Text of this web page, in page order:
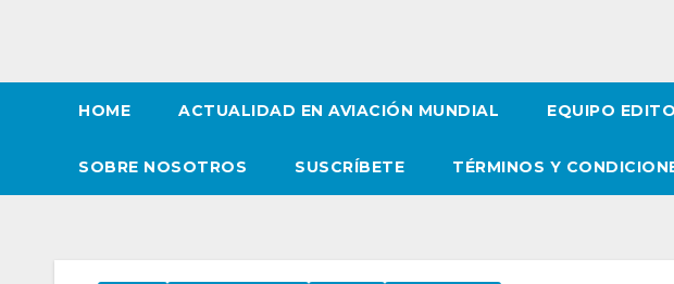
HOME ACTUALIDAD EN AVIACIÓN MUNDIAL EQUIPO
SOBRE NOSOTROS SUSCRÍBETE TÉRMINOS Y